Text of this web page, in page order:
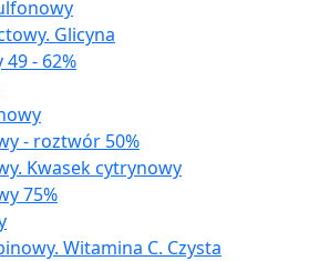
Glicyna
- 62%
- roztwór 50%
Kwasek cytrynowy
75%
Witamina C. Czysta